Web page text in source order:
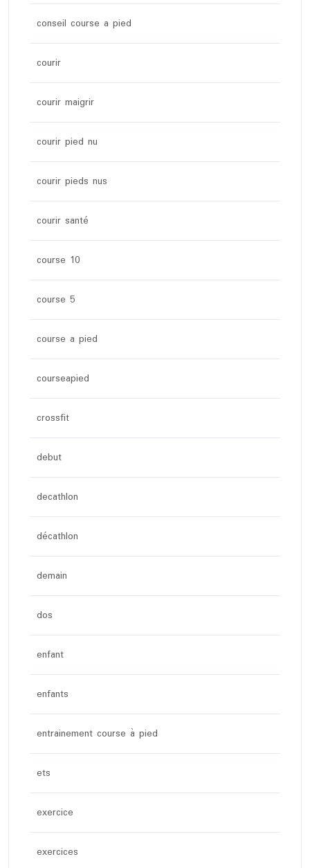
conseil course a pied
courir
courir maigrir
courir pied nu
courir pieds nus
courir santé
course 10
course 5
course a pied
courseapied
crossfit
debut
decathlon
décathlon
demain
dos
enfant
enfants
entrainement course à pied
ets
exercice
exercices